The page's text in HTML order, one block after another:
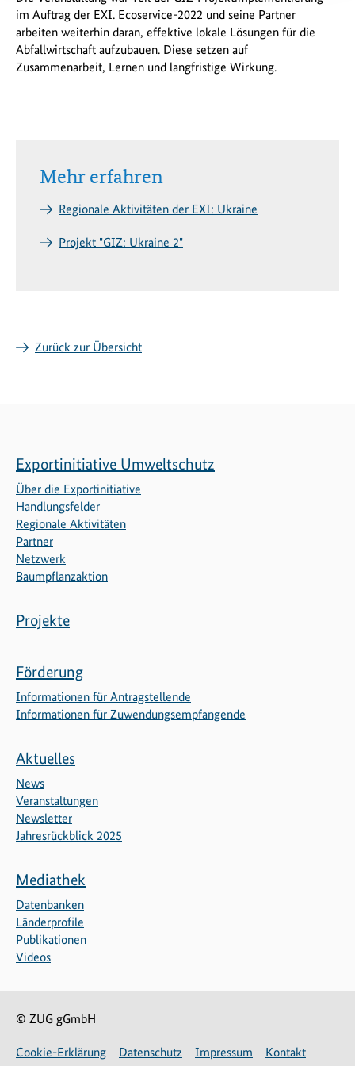
im Auftrag der EXI. Ecoservice-2022 und seine Partner
arbeiten weiterhin daran, effektive lokale Lösungen für die
Abfallwirtschaft aufzubauen. Diese setzen auf
Zusammenarbeit, Lernen und langfristige Wirkung.
Mehr erfahren
Regionale Aktivitäten der EXI: Ukraine
Projekt "GIZ: Ukraine 2"
Zurück zur Übersicht
Exportinitiative Umweltschutz
Über die Exportinitiative
Handlungsfelder
Regionale Aktivitäten
Partner
Netzwerk
Baumpflanzaktion
Projekte
Förderung
Informationen für Antragstellende
Informationen für Zuwendungsempfangende
Aktuelles
News
Veranstaltungen
Newsletter
Jahresrückblick 2025
Mediathek
Datenbanken
Länderprofile
Publikationen
Videos
© ZUG gGmbH
Cookie-Erklärung Datenschutz Impressum Kontakt